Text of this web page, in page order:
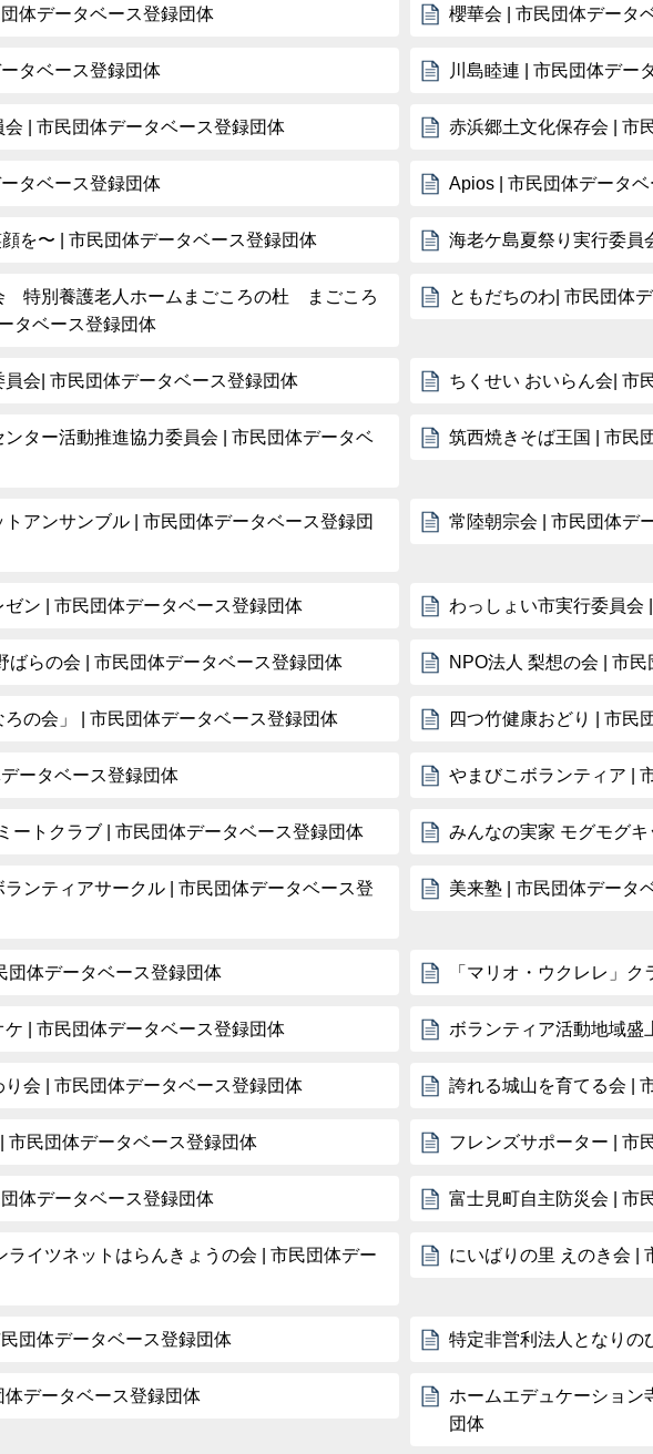
体データベース登録団体 櫻華会 | 市民団体データ
タベース登録団体 川島睦連 | 市民団体デー
会 | 市民団体データベース登録団体 赤浜郷土文化保存会 | 市
タベース登録団体 Apios | 市民団体データ
を〜 | 市民団体データベース登録団体 海老ケ島夏祭り実行委員
特別養護老人ホームまごころの杜 まごころ
タベース登録団体
ともだちのわ| 市民団体
員会| 市民団体データベース登録団体 ちくせい おいらん会| 市
ター活動推進協力委員会 | 市民団体データベ
筑西焼きそば王国 | 市民
アンサンブル | 市民団体データベース登録団
常陸朝宗会 | 市民団体デ
ン | 市民団体データベース登録団体 わっしょい市実行委員会
ばらの会 | 市民団体データベース登録団体 NPO法人 梨想の会 | 市
の会」 | 市民団体データベース登録団体 四つ竹健康おどり | 市民
ータベース登録団体 やまびこボランティア |
ートクラブ | 市民団体データベース登録団体 みんなの実家 モグモグ
ンティアサークル | 市民団体データベース登
美来塾 | 市民団体データ
団体データベース登録団体 「マリオ・ウクレレ」
| 市民団体データベース登録団体 ボランティア活動地域盛
会 | 市民団体データベース登録団体 誇れる城山を育てる会 |
市民団体データベース登録団体 フレンズサポーター | 市
体データベース登録団体 富士見町自主防災会 | 市
ライツネットはらんきょうの会 | 市民団体デー
にいばりの里 えのき会 |
団体データベース登録団体 特定非営利法人となりの
体データベース登録団体
ホームエデュケーション
団体